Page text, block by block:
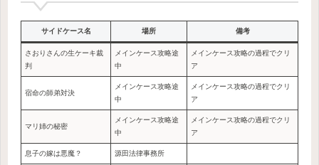
サイドケース名 場所 備考
さおりさんの生ケーキ裁
判
メインケース攻略途
中
メインケース攻略の過程でクリ
ア
宿命の師弟対決
メインケース攻略途
中
メインケース攻略の過程でクリ
ア
マリ姉の秘密
メインケース攻略途
中
メインケース攻略の過程でクリ
ア
息子の嫁は悪魔？ 源田法律事務所